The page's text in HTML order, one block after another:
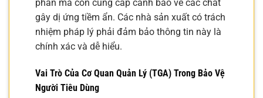
phần mà còn cung cấp cảnh báo về các chất
gây dị ứng tiềm ẩn. Các nhà sản xuất có trách
nhiệm pháp lý phải đảm bảo thông tin này là
chính xác và dễ hiểu.
Vai Trò Của Cơ Quan Quản Lý (TGA) Trong Bảo Vệ
Người Tiêu Dùng